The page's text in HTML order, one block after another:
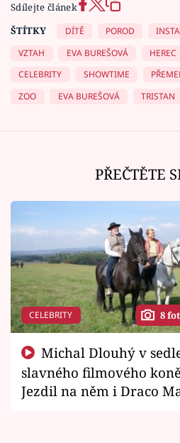
Sdílejte článek
ŠTÍTKY
DÍTĚ POROD
VZTAH
EVA BUREŠOVÁ HEREC
CELEBRITY
SHOWTIME
ZOO
EVA BUREŠOVÁ TRISTAN
PŘEČTĚTE
CELEBRITY 8
slavného filmového
Jezdil na něm i Draco